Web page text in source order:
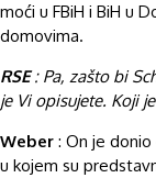
moći u FBiH i BiH u
domovima.
RSE: Pa, zašto bi
je Vi opisujete. Koji
Weber : On je
u kojem su